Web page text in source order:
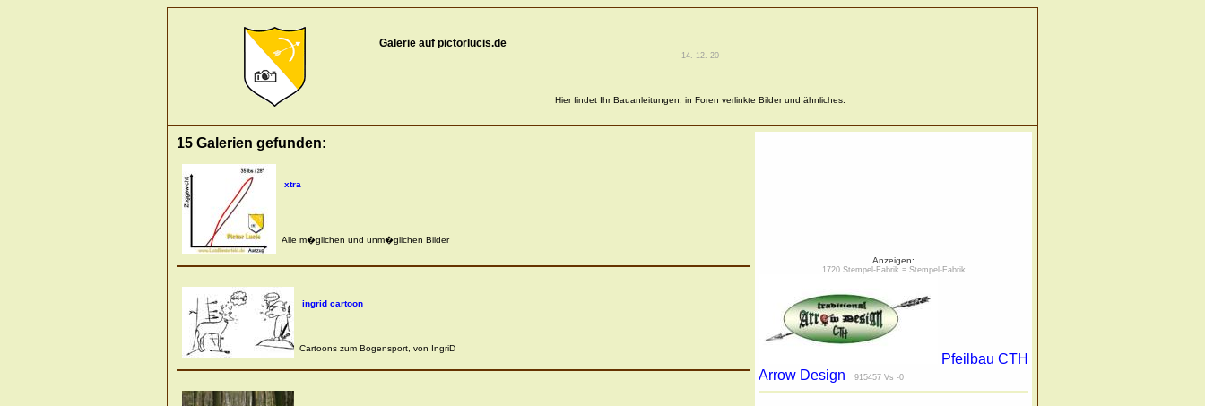
Galerie auf pictorlucis.de
14. 12. 20
Hier findet Ihr Bauanleitungen, in Foren verlinkte Bilder und ähnliches.
15 Galerien gefunden:
Anzeigen:
1720 Stempel-Fabrik = Stempel-Fabrik
Pfeilbau CTH
Arrow Design
915457 Vs -0
xtra
Alle m�glichen und unm�glichen Bilder
ingrid cartoon
Cartoons zum Bogensport, von IngriD